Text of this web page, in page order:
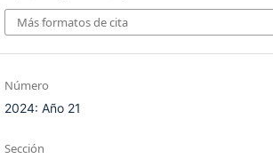
Más formatos de cita
Número
2024: Año 21
Sección